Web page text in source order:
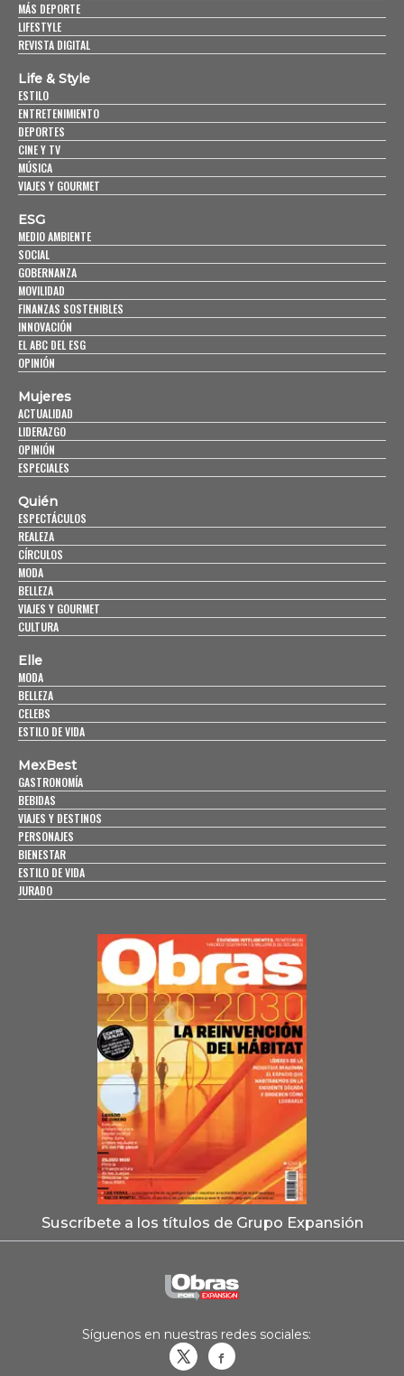
MÁS DEPORTE
LIFESTYLE
REVISTA DIGITAL
Life & Style
ESTILO
ENTRETENIMIENTO
DEPORTES
CINE Y TV
MÚSICA
VIAJES Y GOURMET
ESG
MEDIO AMBIENTE
SOCIAL
GOBERNANZA
MOVILIDAD
FINANZAS SOSTENIBLES
INNOVACIÓN
EL ABC DEL ESG
OPINIÓN
Mujeres
ACTUALIDAD
LIDERAZGO
OPINIÓN
ESPECIALES
Quién
ESPECTÁCULOS
REALEZA
CÍRCULOS
MODA
BELLEZA
VIAJES Y GOURMET
CULTURA
Elle
MODA
BELLEZA
CELEBS
ESTILO DE VIDA
MexBest
GASTRONOMÍA
BEBIDAS
VIAJES Y DESTINOS
PERSONAJES
BIENESTAR
ESTILO DE VIDA
JURADO
Suscríbete a los títulos de Grupo Expansión
Síguenos en nuestras redes sociales: